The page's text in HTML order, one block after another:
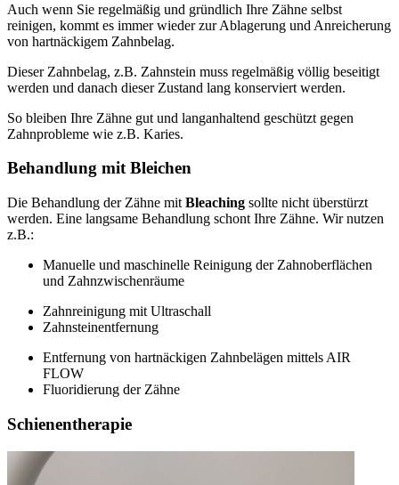
Auch wenn Sie regelmäßig und gründlich Ihre Zähne selbst
reinigen, kommt es immer wieder zur Ablagerung und Anreicherung
von hartnäckigem Zahnbelag.
Dieser Zahnbelag, z.B. Zahnstein muss regelmäßig völlig beseitigt
werden und danach dieser Zustand lang konserviert werden.
So bleiben Ihre Zähne gut und langanhaltend geschützt gegen
Zahnprobleme wie z.B. Karies.
Behandlung mit Bleichen
Die Behandlung der Zähne mit Bleaching sollte nicht überstürzt
werden. Eine langsame Behandlung schont Ihre Zähne. Wir nutzen
z.B.:
Manuelle und maschinelle Reinigung der Zahnoberflächen
und Zahnzwischenräume
Zahnreinigung mit Ultraschall
Zahnsteinentfernung
Entfernung von hartnäckigen Zahnbelägen mittels AIR
FLOW
Fluoridierung der Zähne
Schienentherapie